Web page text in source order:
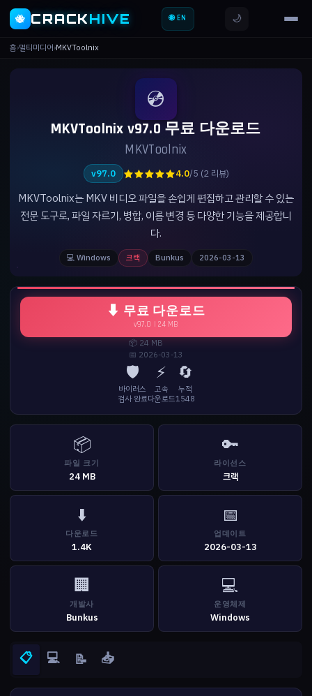
🐝 CRACKHIVE 🌐 EN 🌙
홈›멀티미디어›MKVToolnix
💿
MKVToolnix v97.0 무료 다운로드
MKVToolnix
v97.0 ★★★★★4.0/5 (2 리뷰)
MKVToolnix는 MKV 비디오 파일을 손쉽게 편집하고 관리할 수 있는
전문 도구로, 파일 자르기, 병합, 이름 변경 등 다양한 기능을 제공합니
다.
💻 Windows 크랙 Bunkus 2026-03-13
⬇ 무료 다운로드
v97.0 | 24 MB
📦 24 MB
📅 2026-03-13
🛡️
바이러스
검사 완료
⚡
고속
다운로드
🔄
누적
1548
📦
파일 크기
24 MB
🔑
라이선스
크랙
⬇️
다운로드
1.4K
📅
업데이트
2026-03-13
🏢
개발사
Bunkus
💻
운영체제
Windows
📋 💻 📝 📥